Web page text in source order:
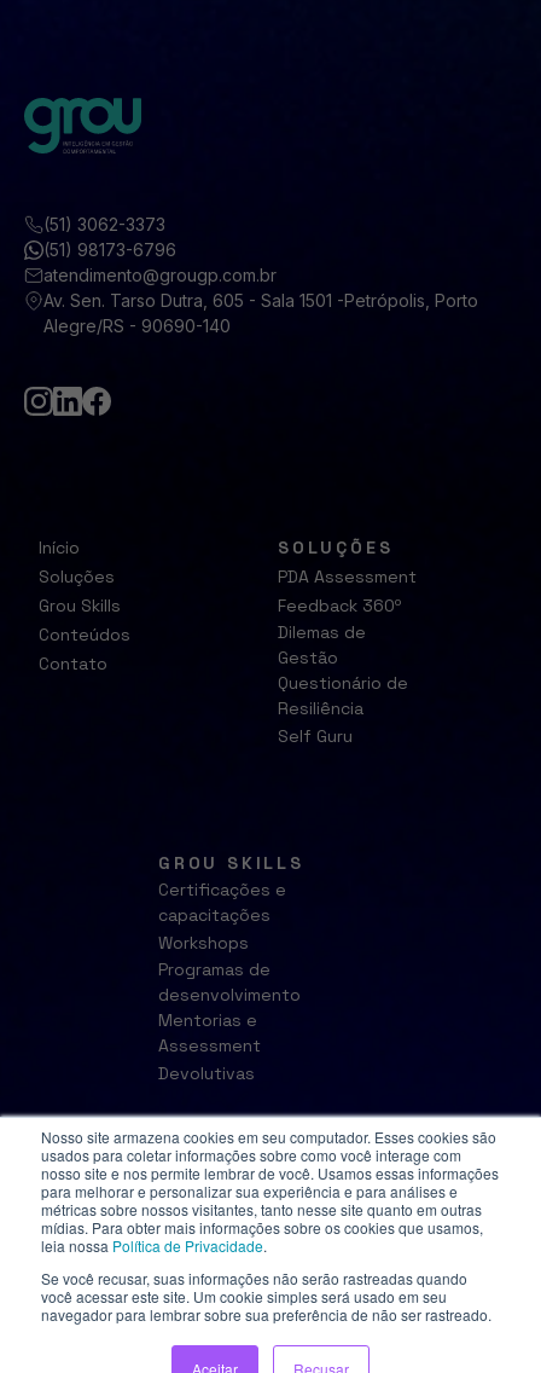
Nosso site armazena cookies em seu computador. Esses cookies são
usados para coletar informações sobre como você interage com
nosso site e nos permite lembrar de você. Usamos essas informações
para melhorar e personalizar sua experiência e para análises e
métricas sobre nossos visitantes, tanto nesse site quanto em outras
mídias. Para obter mais informações sobre os cookies que usamos,
leia nossa Política de Privacidade.
Se você recusar, suas informações não serão rastreadas quando
você acessar este site. Um cookie simples será usado em seu
navegador para lembrar sobre sua preferência de não ser rastreado.
Aceitar Recusar
(51) 3062-3373
(51) 98173-6796
atendimento@grougp.com.br
Av. Sen. Tarso Dutra, 605 - Sala 1501 -Petrópolis, Porto
Alegre/RS - 90690-140
Início
Soluções
Grou Skills
Conteúdos
Contato
SOLUÇÕES
PDA Assessment
Feedback 360º
Dilemas de
Gestão
Questionário de
Resiliência
Self Guru
GROU SKILLS
Certificações e
capacitações
Workshops
Programas de
desenvolvimento
Mentorias e
Assessment
Devolutivas
© 2023 Grou. Todos os direitos reservados.